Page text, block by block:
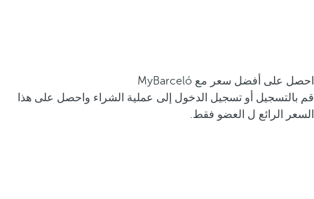
احصل على أفضل سعر مع MyBarceló
قم بالتسجيل أو تسجيل الدخول إلى عملية الشراء واحصل على هذا
السعر الرائع ل العضو فقط.